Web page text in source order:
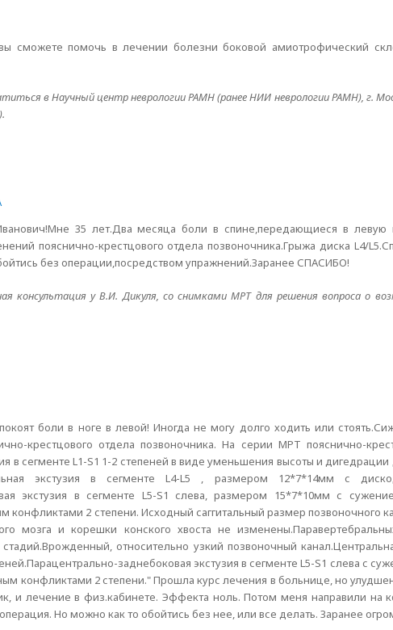
сможете помочь в лечении болезни боковой амиотрофический
в Научный центр неврологии РАМН (ранее НИИ неврологии РАМН), г.
35 лет.Два месяца боли в спине,передающиеся в левую
пояснично-крестцового отдела позвоночника.Грыжа диска L4/
без операции,посредством упражнений.Заранее СПАСИБО!
консультация у В.И. Дикуля, со снимками МРТ для решения вопроса о
боли в ноге в левой! Иногда не могу долго ходить или
крестцового отдела позвоночника. На серии МРТ пояснично-
в сегменте L1-S1 1-2 степеней в виде уменьшения высоты и
экстузия в сегменте L4-L5 , размером 12*7*14мм с
экстузия в сегменте L5-S1 слева, размером 15*7*10мм с
2 степени. Исходный саггитальный размер позвоночного
мозга и корешки конского хвоста не
относительно узкий позвоночный
заднебоковая экстузия в сегменте L5-S1 слева с
конфликтами 2 степени." Прошла курс лечения в больнице, но
и лечение в физ.кабинете. Эффекта ноль. Потом меня направили на
Но можно как то обойтись без нее, или все делать. Заранее